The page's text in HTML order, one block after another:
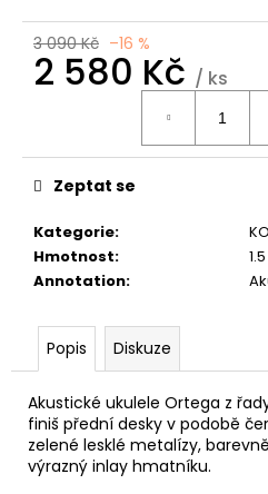
3 090 Kč –16 %
2 580 Kč / ks
Kategorie:
Hmotnost:
Annotation:
Zeptat se
Popis Diskuze
Akustické ukulele Ortega z
finiš přední desky v podobě
zelené lesklé metalízy,
výrazný inlay hmatníku.
D
o
u
č
u
m
DR
STRINGS
DRAGON
SKIN+